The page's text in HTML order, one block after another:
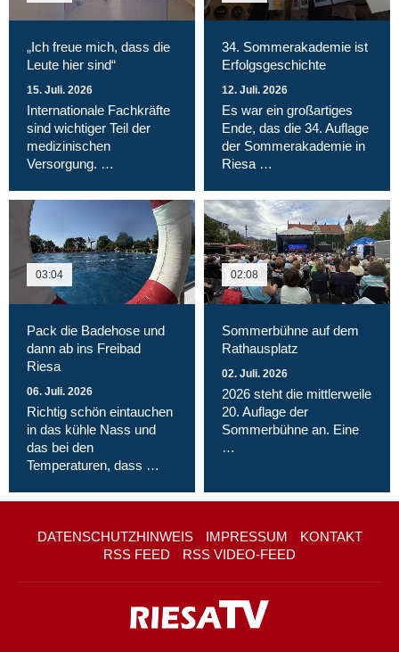
„Ich freue mich, dass die
Leute hier sind“
15. Juli. 2026
Internationale Fachkräfte
sind wichtiger Teil der
medizinischen
Versorgung. …
34. Sommerakademie ist
Erfolgsgeschichte
12. Juli. 2026
Es war ein großartiges
Ende, das die 34. Auflage
der Sommerakademie in
Riesa …
03:04
Pack die Badehose und
dann ab ins Freibad
Riesa
06. Juli. 2026
Richtig schön eintauchen
in das kühle Nass und
das bei den
Temperaturen, dass …
02:08
Sommerbühne auf dem
Rathausplatz
02. Juli. 2026
2026 steht die mittlerweile
20. Auflage der
Sommerbühne an. Eine
…
DATENSCHUTZHINWEIS IMPRESSUM
KONTAKT
RSS FEED
RSS VIDEO-FEED